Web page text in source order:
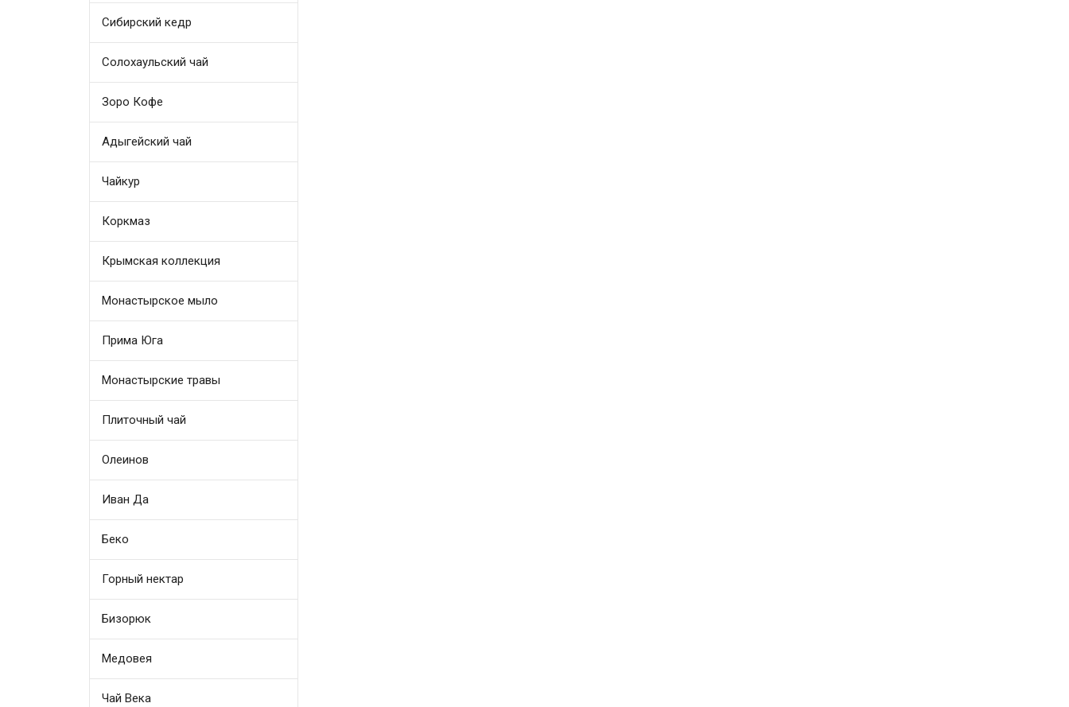
Сибирский кедр
Солохаульский чай
Зоро Кофе
Адыгейский чай
Чайкур
Коркмаз
Крымская коллекция
Монастырское мыло
Прима Юга
Монастырские травы
Плиточный чай
Олеинов
Иван Да
Беко
Горный нектар
Бизорюк
Медовея
Чай Века